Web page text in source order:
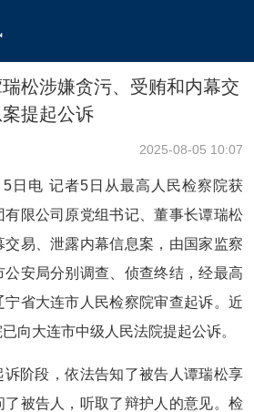
松涉嫌贪污、受贿和内幕交
提起公诉
2025-08-05 10:07
日电 记者5日从最高人民检察院获
限公司原党组书记、董事长谭瑞松
易、泄露内幕信息案，由国家监察
安局分别调查、侦查终结，经最高
宁省大连市人民检察院审查起诉。近
向大连市中级人民法院提起公诉。
诉阶段，依法告知了被告人谭瑞松享
被告人，听取了辩护人的意见。检